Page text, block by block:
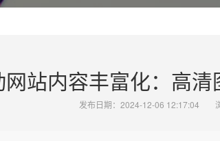
站内容丰富化：高
发布日期：2024-12-06 12:17:04